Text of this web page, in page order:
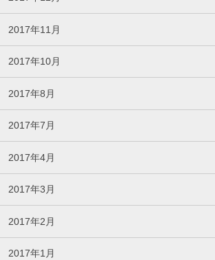
2017年11月
2017年10月
2017年8月
2017年7月
2017年4月
2017年3月
2017年2月
2017年1月